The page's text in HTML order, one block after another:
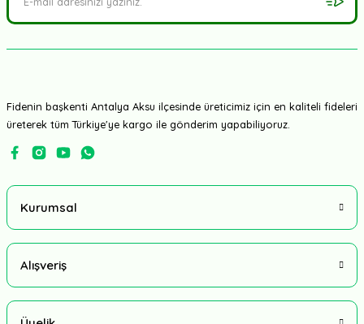
Fidenin başkenti Antalya Aksu ilçesinde üreticimiz için en kaliteli fideleri
üreterek tüm Türkiye'ye kargo ile gönderim yapabiliyoruz.
Kurumsal
Alışveriş